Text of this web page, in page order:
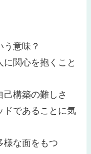
意味？
関心を抱くこと
構築の難しさ
であることに気
な面をもつ